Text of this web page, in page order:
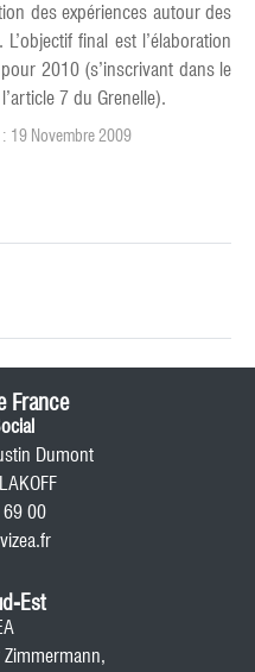
des expériences autour des
final est l’élaboration
2010 (s’inscrivant dans le
7 du Grenelle).
19 Novembre 2009
France
Dumont
00
Est